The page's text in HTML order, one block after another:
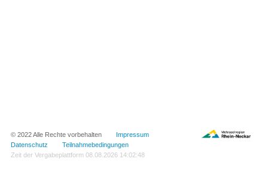
© 2022 Alle Rechte vorbehalten Impressum
Datenschutz
Teilnahmebedingungen
Zeit der Vergabeplattform 08.08.2026 14:02:48